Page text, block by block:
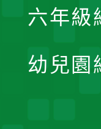
六年級
幼兒園